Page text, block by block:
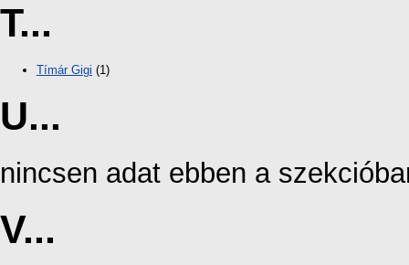
T...
Tímár Gigi (1)
U...
nincsen adat ebben a
V...